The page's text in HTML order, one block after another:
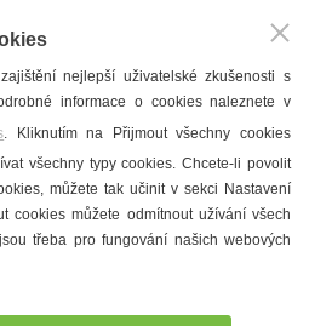
Masaryk
Ubytování
a galerie
meníčka
nejlepší uživatelské zkušenosti s
informace o cookies naleznete v
. Kliknutím na Přijmout všechny cookies
všechny typy cookies. Chcete-li povolit
můžete tak učinit v sekci Nastavení
cookies můžete odmítnout užívání všech
třeba pro fungování našich webových